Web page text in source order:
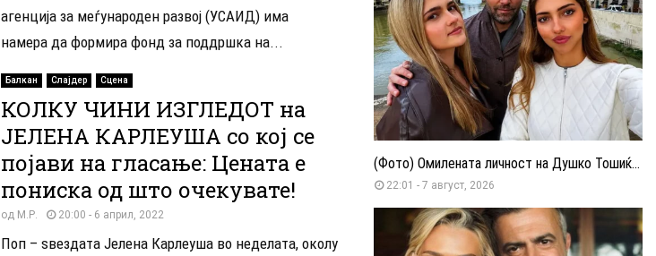
агенција за меѓународен развој (УСАИД) има
намера да формира фонд за поддршка на...
Балкан Слајдер Сцена
КОЛКУ ЧИНИ ИЗГЛЕДОТ на
ЈЕЛЕНА КАРЛЕУША со кој се
појави на гласање: Цената е
пониска од што очекувате!
од М.Р. 20:00 - 6 април, 2022
Поп – ѕвездата Јелена Карлеуша во неделата, околу
(Фото) Омилената личност на Душко Тошиќ...
22:01 - 7 август, 2026